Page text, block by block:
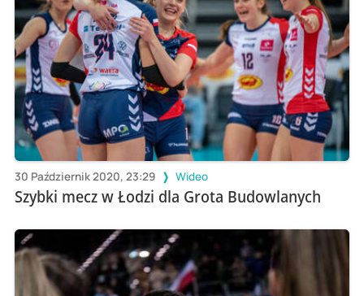
30 Październik 2020, 23:29 Wideo
Szybki mecz w Łodzi dla Grota Budowlanych